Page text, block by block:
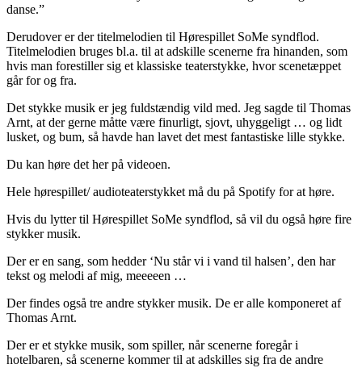
danse.”
Derudover er der titelmelodien til Hørespillet SoMe syndflod.
Titelmelodien bruges bl.a. til at adskille scenerne fra hinanden, som
hvis man forestiller sig et klassiske teaterstykke, hvor scenetæppet
går for og fra.
Det stykke musik er jeg fuldstændig vild med. Jeg sagde til Thomas
Arnt, at der gerne måtte være finurligt, sjovt, uhyggeligt … og lidt
lusket, og bum, så havde han lavet det mest fantastiske lille stykke.
Du kan høre det her på videoen.
Hele hørespillet/ audioteaterstykket må du på Spotify for at høre.
Hvis du lytter til Hørespillet SoMe syndflod, så vil du også høre fire
stykker musik.
Der er en sang, som hedder ‘Nu står vi i vand til halsen’, den har
tekst og melodi af mig, meeeeen …
Der findes også tre andre stykker musik. De er alle komponeret af
Thomas Arnt.
Der er et stykke musik, som spiller, når scenerne foregår i
hotelbaren, så scenerne kommer til at adskilles sig fra de andre